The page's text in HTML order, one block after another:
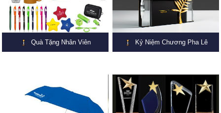
Quà Tặng Nhân Viên Kỷ Niệm Chương Pha Lê